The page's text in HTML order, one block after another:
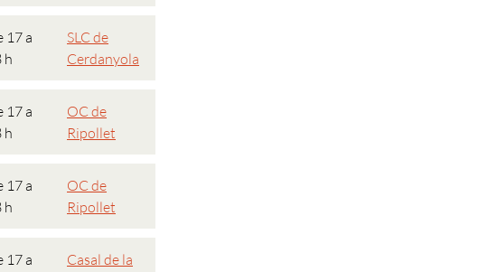
17 a
h
SLC de
Cerdanyola
17 a
h
OC de
Ripollet
17 a
h
OC de
Ripollet
17 a
Casal de la